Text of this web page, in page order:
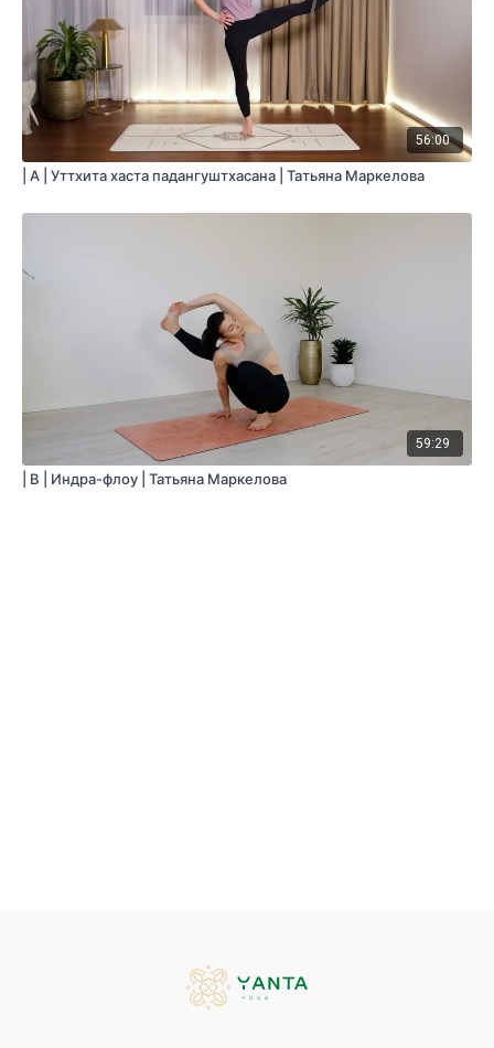
56:00
| A | Уттхита хаста падангуштхасана | Татьяна Маркелова
59:29
| B | Индра-флоу | Татьяна Маркелова